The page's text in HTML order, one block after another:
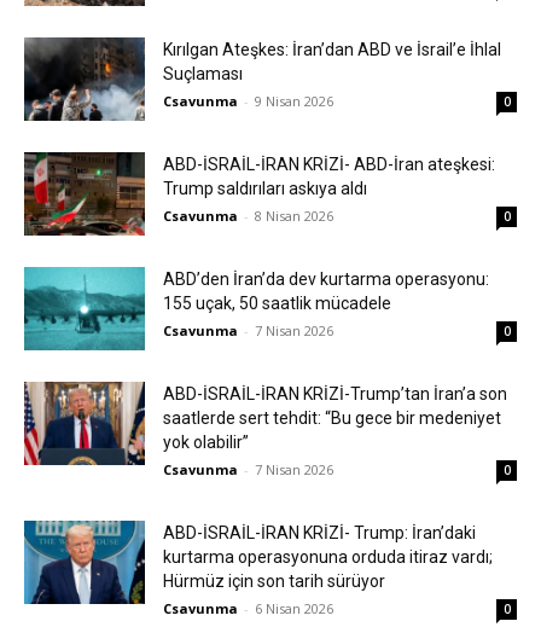
Kırılgan Ateşkes: İran’dan ABD ve İsrail’e İhlal
Suçlaması
Csavunma - 9 Nisan 2026 0
ABD-İSRAİL-İRAN KRİZİ- ABD-İran ateşkesi:
Trump saldırıları askıya aldı
Csavunma - 8 Nisan 2026 0
ABD’den İran’da dev kurtarma operasyonu:
155 uçak, 50 saatlik mücadele
Csavunma - 7 Nisan 2026 0
ABD-İSRAİL-İRAN KRİZİ-Trump’tan İran’a son
saatlerde sert tehdit: “Bu gece bir medeniyet
yok olabilir”
Csavunma - 7 Nisan 2026 0
ABD-İSRAİL-İRAN KRİZİ- Trump: İran’daki
kurtarma operasyonuna orduda itiraz vardı;
Hürmüz için son tarih sürüyor
Csavunma - 6 Nisan 2026 0